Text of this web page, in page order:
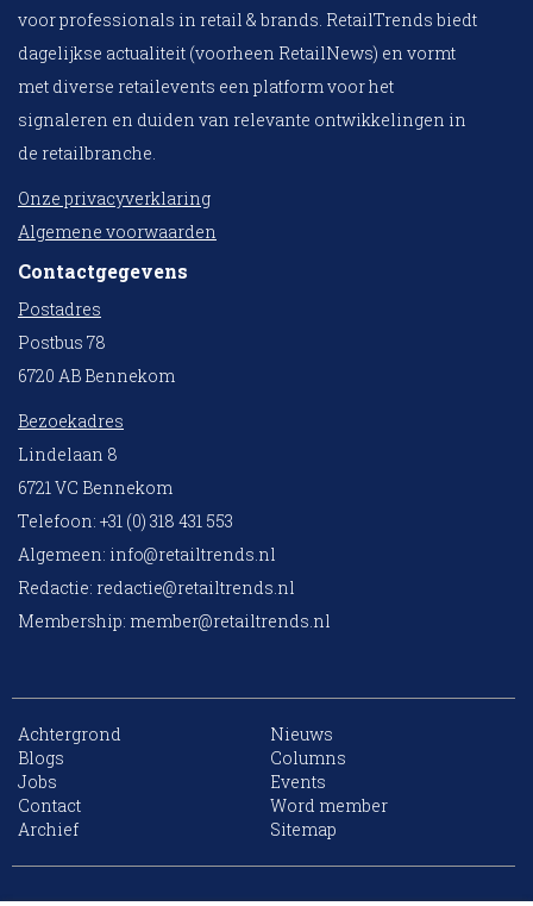
voor professionals in retail & brands. RetailTrends biedt
dagelijkse actualiteit (voorheen RetailNews) en vormt
met diverse retailevents een platform voor het
signaleren en duiden van relevante ontwikkelingen in
de retailbranche.
Onze privacyverklaring
Algemene voorwaarden
Contactgegevens
Postadres
Postbus 78
6720 AB Bennekom
Bezoekadres
Lindelaan 8
6721 VC Bennekom
Telefoon: +31 (0) 318 431 553
Algemeen: info@retailtrends.nl
Redactie: redactie@retailtrends.nl
Membership: member@retailtrends.nl
Achtergrond
Nieuws
Blogs
Columns
Jobs
Events
Contact
Word member
Archief
Sitemap